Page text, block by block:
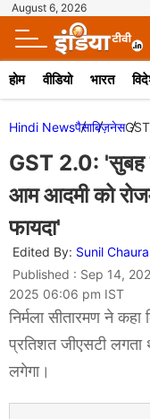
August 6, 2026
होम वीडियो भारत
Hindi Newsपैसाबिज़नेस
GST 2.0: 'सुबह
आम आदमी को
फायदा'
Edited By: Sunil
Published : Sep 14,
2025 06:06 pm IST
निर्मला सीतारमण ने
प्रतिशत जीएसटी लगता
लगेगा।